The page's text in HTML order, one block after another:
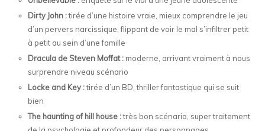
Dirty John :tirée d’une histoire vraie, mieux comprendre le jeu
d’un pervers narcissique, flippant de voir le mal s’infiltrer petit
à petit au sein d’une famille
Dracula de Steven Moffat :moderne, arrivant vraiment à nous
surprendre niveau scénario
Locke and Key :tirée d’un BD, thriller fantastique qui se suit
bien
The haunting of hill house :très bon scénario, super traitement